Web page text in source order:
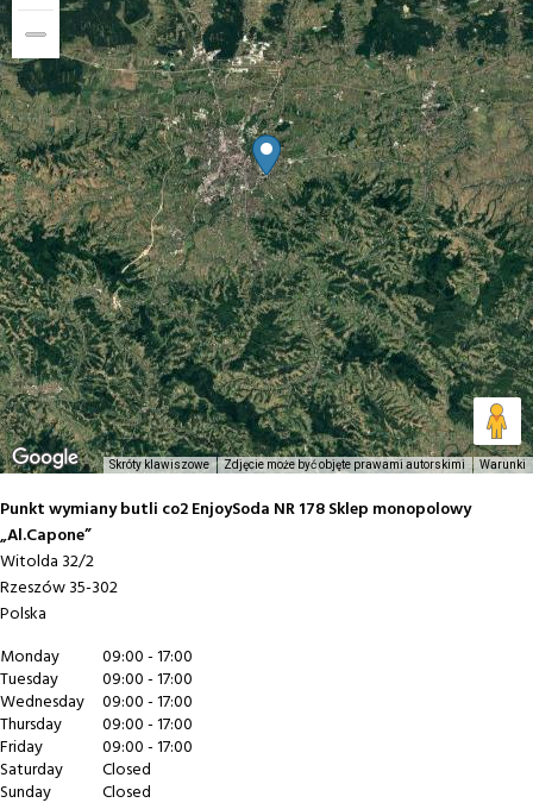
Skróty klawiszowe Zdjęcie może być objęte prawami autorskimi Warunki
Punkt wymiany butli co2 EnjoySoda NR 178 Sklep monopolowy
„Al.Capone”
Witolda 32/2
Rzeszów35-302
Polska
Monday
09:00 - 17:00
Tuesday
09:00 - 17:00
Wednesday
09:00 - 17:00
Thursday
09:00 - 17:00
Friday
09:00 - 17:00
Saturday
Closed
Sunday
Closed